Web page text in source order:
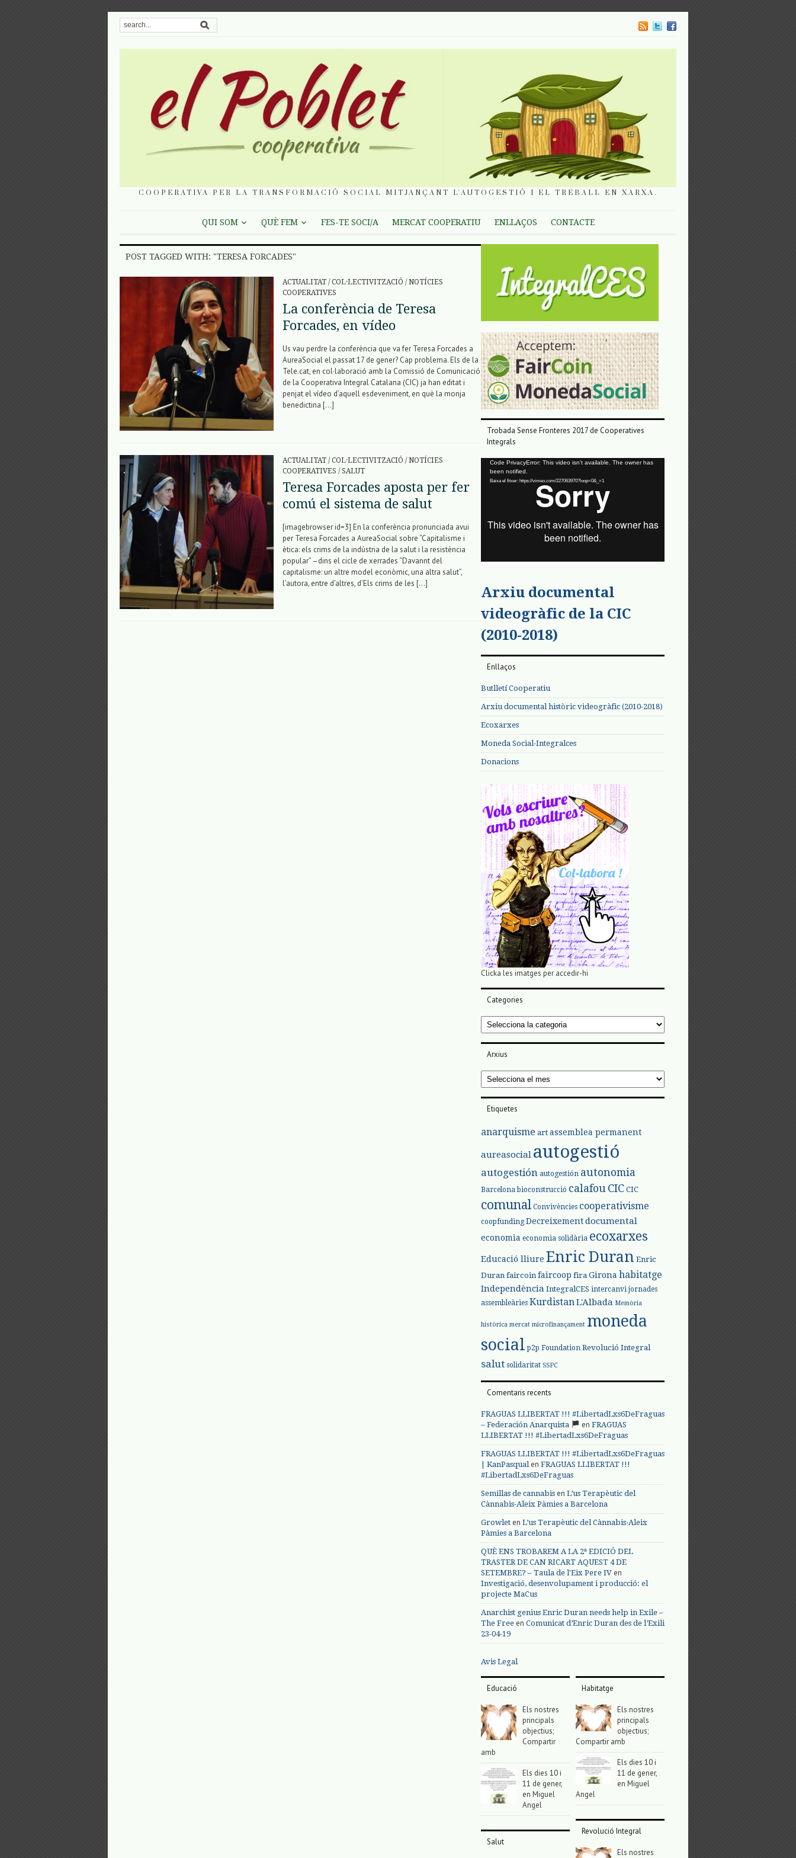
COOPERATIVA PER LA TRANSFORMACIÓ SOCIAL MITJANÇANT L'AUTOGESTIÓ I EL TREBALL EN XARXA.
QUI SOM QUÈ FEM FES-TE SOCI/A MERCAT COOPERATIU ENLLAÇOS CONTACTE
POST TAGGED WITH: "TERESA FORCADES"
ACTUALITAT / COL·LECTIVITZACIÓ / NOTÍCIES
COOPERATIVES
La conferència de Teresa
Forcades, en vídeo
Us vau perdre la conferència que va fer Teresa Forcades a
AureaSocial el passat 17 de gener? Cap problema. Els de la
Tele.cat, en col·laboració amb la Comissió de Comunicació
de la Cooperativa Integral Catalana (CIC) ja han editat i
penjat el vídeo d’aquell esdeveniment, en què la monja
benedictina […]
ACTUALITAT / COL·LECTIVITZACIÓ / NOTÍCIES
COOPERATIVES / SALUT
Teresa Forcades aposta per fer
comú el sistema de salut
[imagebrowser id=3] En la conferència pronunciada avui
per Teresa Forcades a AureaSocial sobre “Capitalisme i
ètica: els crims de la indústria de la salut i la resistència
popular” –dins el cicle de xerrades “Davannt del
capitalisme: un altre model econòmic, una altra salut”,
l’autora, entre d’altres, d’Els crims de les […]
Trobada Sense Fronteres 2017 de Cooperatives
Integrals
Reproductor
vídeo
Code PrivacyError: This video isn't available. The owner has
been notified.
Baixa el fitxer: https://vimeo.com/227063970?loop=0&_=1
Arxiu documental
videogràfic de la CIC
(2010-2018)
Enllaços
Butlletí Cooperatiu
Arxiu documental històric videogràfic (2010-2018)
Ecoxarxes
Moneda Social-Integralces
Donacions
Clicka les imatges per accedir-hi
Categories
Categories
Arxius
Arxius
Etiquetes
anarquisme art assemblea permanent
aureasocial autogestió
autogestión autogestión autonomia
Barcelona bioconstrucció calafou CIC CIC
comunal Convivències cooperativisme
coopfunding Decreixementdocumental
economia economia solidària ecoxarxes
Educació lliure Enric Duran Enric
Duran faircoin faircoop fira Girona habitatge
Independència IntegralCES intercanvi jornades
assembleàries Kurdistan L'Albada Memòria
històrica mercat microfinançament moneda
social p2p Foundation Revolució Integral
salut solidaritat SSPC
Comentaris recents
FRAGUAS LLIBERTAT !!! #LibertadLxs6DeFraguas
– Federación Anarquista
en FRAGUAS
LLIBERTAT !!! #LibertadLxs6DeFraguas
FRAGUAS LLIBERTAT !!! #LibertadLxs6DeFraguas
| KanPasqualen FRAGUAS LLIBERTAT !!!
#LibertadLxs6DeFraguas
Semillas de cannabis en L’us Terapèutic del
Cànnabis-Aleix Pàmies a Barcelona
Growlet en L’us Terapèutic del Cànnabis-Aleix
Pàmies a Barcelona
QUÈ ENS TROBAREM A LA 2ª EDICIÓ DEL
TRASTER DE CAN RICART AQUEST 4 DE
SETEMBRE? – Taula de l'Eix Pere IV en
Investigació, desenvolupament i producció: el
projecte MaCus
Anarchist genius Enric Duran needs help in Exile –
The Free en Comunicat d’Enric Duran des de l’Exili
23-04-19
Avis Legal
Educació
Els nostres
principals
objectius;
Compartir
amb
Els dies 10 i
11 de gener,
en Miguel
Angel
Salut
Habitatge
Els nostres
principals
objectius;
Compartir amb
Els dies 10 i
11 de gener,
en Miguel
Angel
Revolució Integral
Els nostres